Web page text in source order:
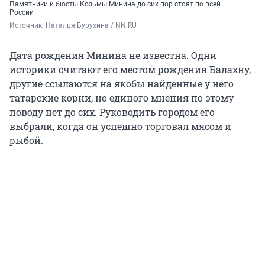
Памятники и бюсты Козьмы Минина до сих пор стоят по всей
России
Источник: Наталья Бурухина / NN.RU
Дата рождения Минина не известна. Одни
историки считают его местом рождения Балахну,
другие ссылаются на якобы найденные у него
татарские корни, но единого мнения по этому
поводу нет до сих. Руководить городом его
выбрали, когда он успешно торговал мясом и
рыбой.